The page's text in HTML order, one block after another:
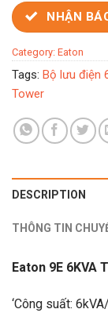
NHẬN
Category: Eaton
Tags: Bộ lưu điện
Tower
DESCRIPTION
THÔNG TIN
Eaton 9E 6KVA
‘Công suất: